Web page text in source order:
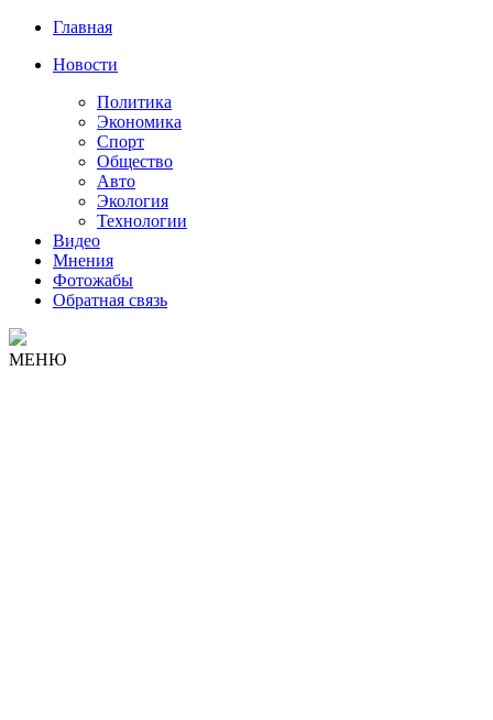
Главная
Новости
Политика
Экономика
Спорт
Общество
Авто
Экология
Технологии
Видео
Мнения
Фотожабы
Обратная связь
МЕНЮ